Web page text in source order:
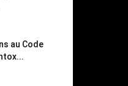
au Code